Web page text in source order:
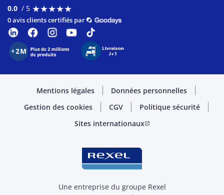
0.0 / 5 ★★★★★
★★★★★
0 avis clients certifiés par
Mentions légales
Données personnelles
Gestion des cookies
CGV
Politique sécurité
Sites internationauxopen_in_new
Une entreprise du groupe Rexel